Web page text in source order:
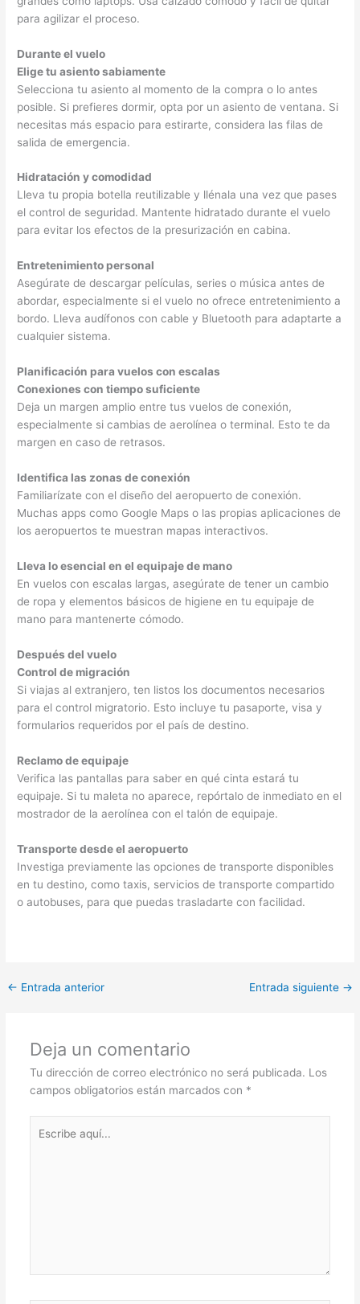
para agilizar el proceso.
Durante el vuelo
Elige tu asiento sabiamente
Selecciona tu asiento al momento de la compra o lo antes
posible. Si prefieres dormir, opta por un asiento de ventana. Si
necesitas más espacio para estirarte, considera las filas de
salida de emergencia.
Hidratación y comodidad
Lleva tu propia botella reutilizable y llénala una vez que pases
el control de seguridad. Mantente hidratado durante el vuelo
para evitar los efectos de la presurización en cabina.
Entretenimiento personal
Asegúrate de descargar películas, series o música antes de
abordar, especialmente si el vuelo no ofrece entretenimiento a
bordo. Lleva audífonos con cable y Bluetooth para adaptarte a
cualquier sistema.
Planificación para vuelos con escalas
Conexiones con tiempo suficiente
Deja un margen amplio entre tus vuelos de conexión,
especialmente si cambias de aerolínea o terminal. Esto te da
margen en caso de retrasos.
Identifica las zonas de conexión
Familiarízate con el diseño del aeropuerto de conexión.
Muchas apps como Google Maps o las propias aplicaciones de
los aeropuertos te muestran mapas interactivos.
Lleva lo esencial en el equipaje de mano
En vuelos con escalas largas, asegúrate de tener un cambio
de ropa y elementos básicos de higiene en tu equipaje de
mano para mantenerte cómodo.
Después del vuelo
Control de migración
Si viajas al extranjero, ten listos los documentos necesarios
para el control migratorio. Esto incluye tu pasaporte, visa y
formularios requeridos por el país de destino.
Reclamo de equipaje
Verifica las pantallas para saber en qué cinta estará tu
equipaje. Si tu maleta no aparece, repórtalo de inmediato en el
mostrador de la aerolínea con el talón de equipaje.
Transporte desde el aeropuerto
Investiga previamente las opciones de transporte disponibles
en tu destino, como taxis, servicios de transporte compartido
o autobuses, para que puedas trasladarte con facilidad.
← Entrada anterior Entrada siguiente →
Deja un comentario
Tu dirección de correo electrónico no será publicada. Los
campos obligatorios están marcados con *
aquí...